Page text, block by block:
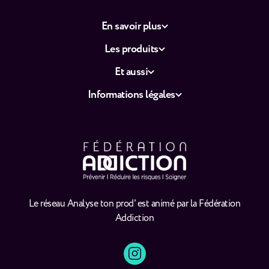
Le réseau Analyse ton prod' est animé par la Fédération
Addiction
En savoir plus
Les produits
Et aussi
Informations légales